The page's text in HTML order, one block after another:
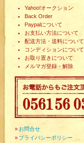
Yahoo!オークション
Back Order
Paypalについて
お支払い方法について
配送方法・送料について
コンディションについて
お取り置きについて
メルマガ登録・解除
» お問合せ
» プライバシーポリシー